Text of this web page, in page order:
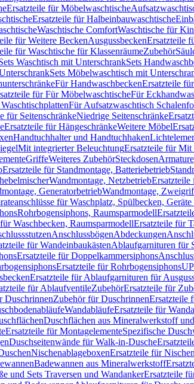
Ersatzteile für Möbelwaschtische
Ersatzteile für Halbeinbauwaschtische
Waschtische ComfortWaschtische für
für Weitere BeckenAusgussbeckenErsatzteile
für Waschtische für KlassenräumeZubehör
Waschtisch mit UnterschrankSets
Sets Möbelwaschtisch mit
Für HandwaschbeckenErsatzteile
für Für MöbelwaschtischeFür
Für Aufsatzwaschtisch
für SeitenschränkeNiedrige Seitenschränke
Ersatzteile für HängeschränkeWeitere Möbel
Handtuchhalter und Handtuchhaken
Mit integrierter BeleuchtungErsatzteile für Mit
GriffeWeiteres ZubehörSteckdosen
Ersatzteile für Standmontage, Batteriebetrieb
Wandmontage, NetzbetriebErsatzteile
GeneratorbetriebWandmontage,
für Waschplatz, Spülbecken,
Rohrbogensiphons, Raumsparmodell
Waschbecken, RaumsparmodellErsatzteile für
AnschlussbögenAbdeckungen
für WandeinbaukästenAblaufgarnituren für
Ersatzteile für Doppelkammersiphons
Ersatzteile für Rohrbogensiphons
Ersatzteile für Ablaufgarnituren für
für AblaufventileZubehörErsatzteile für
DuschrinnenZubehör für DuschrinnenErsatzteile
WandabläufeErsatzteile für
Duschflächen aus Mineralwerkstoff
Ersatzteile für MontagelementeSpezifische
Duschseitenwände für Walk-in-Dusche
NischenablageboxenErsatzteile für
Badewannen aus Mineralwerkstoff
und Sets Traversen und WandankerErsatzteile